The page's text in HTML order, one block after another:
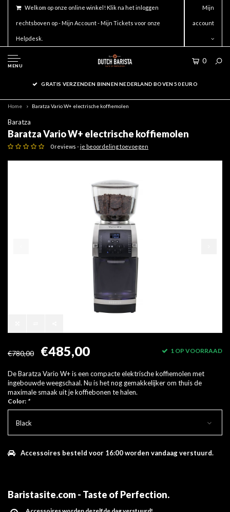
Welkom op onze online winkel! Klik na het inloggen
rechtsboven op - Mijn Account - Mijn Tickets voor onze
Helpdesk.
Mijn
account
MENU
0
GRATIS VERZENDEN BINNEN NEDERLAND BOVEN 50 EURO
Home Baratza Vario W+ electrische koffiemolen
Baratza
Baratza Vario W+ electrische koffiemolen
0 reviews -je beoordeling toevoegen
€780,00 €485,00 1 OP VOORRAAD
De Baratza Vario W+ is een compacte elektrische koffiemolen met
ingebouwde weegschaal. Nu is het nog gemakkelijker om thuis de
maximale smaak uit je koffiebonen te halen.
Color: *
Black
Accessoires besteld voor 16:00 worden vandaag verstuurd.
Baristasite.com - Taste of Perfection.